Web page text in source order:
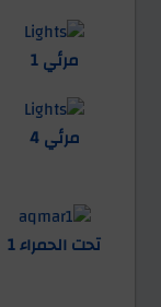
مرئي 1
مرئي 4
تحت الحمراء 1